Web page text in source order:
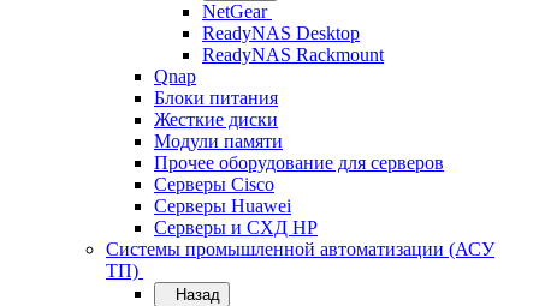
NetGear
ReadyNAS Desktop
ReadyNAS Rackmount
Qnap
Блоки питания
Жесткие диски
Модули памяти
Прочее оборудование для серверов
Серверы Cisco
Серверы Huawei
Серверы и СХД HP
Системы промышленной автоматизации (АСУ
ТП)
Назад